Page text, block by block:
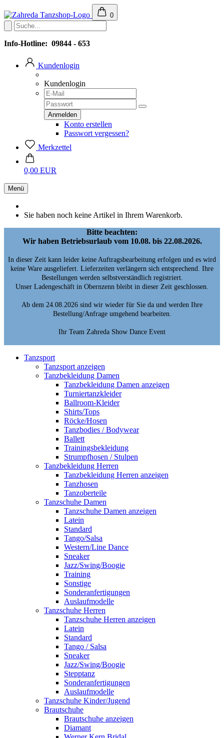
0
Info-Hotline: 09844 - 653
Kundenlogin
Kundenlogin
Konto erstellen
Passwort vergessen?
Merkzettel
0,00 EUR
Menü
Sie haben noch keine Artikel in Ihrem Warenkorb.
Bitte beachten:
Wir haben Betriebsurlaub vom 10.08. bis 22.08.2026.
In dieser Zeit kann leider keine Auftragsbearbeitung erfolgen und es wird
keine Ware ausgeliefert. Lieferzeiten verlängern sich entsprechend. Ihre
Bestellungen werden selbstverständlich registriert.
Unser Ladengeschäft in Obernzenn bleibt in dieser Zeit geschlossen.
Ab dem 24.08.2026 sind wir wieder für Sie da und werden Ihre
Bestellung/Anfrage umgehend bearbeiten.
Ihr Team Zahreda Show Dance Event
Tanzsport
Tanzsport anzeigen
Tanzbekleidung Damen
Tanzbekleidung Damen anzeigen
Turniertanzkleider
Ballroom-Kleider
Shirts/Tops
Röcke/Hosen
Tanzbodies / Bodywear
Ballett
Trainingsbekleidung
Strumpfhosen / Stulpen
Tanzbekleidung Herren
Tanzbekleidung Herren anzeigen
Tanzhosen
Tanzoberteile
Tanzschuhe Damen
Tanzschuhe Damen anzeigen
Latein
Standard
Tango/Salsa
Western/Line Dance
Sneaker
Jazz/Swing/Boogie
Training
Sonstige
Sonderanfertigungen
Auslaufmodelle
Tanzschuhe Herren
Tanzschuhe Herren anzeigen
Latein
Standard
Tango / Salsa
Sneaker
Jazz/Swing/Boogie
Stepptanz
Sonderanfertigungen
Auslaufmodelle
Tanzschuhe Kinder/Jugend
Brautschuhe
Brautschuhe anzeigen
Diamant